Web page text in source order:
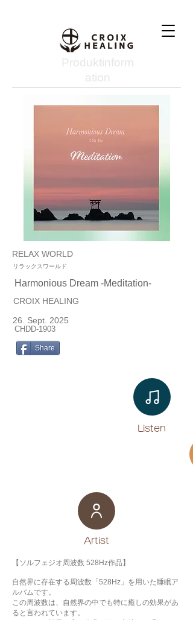
Produktinform
ation
RELAX WORLD
リラックスワールド
Harmonious Dream -Meditation-
CROIX HEALING
26. Sept. 2025
CHDD-1903
Share
Listen​
​Artist
【ソルフェジオ周波数 528Hz作品】
自然界に存在する周波数「528Hz」を用いた睡眠ア
ルバムです。
この周波数は、自然界の中でも特に癒しの効果があ
ると言われています。